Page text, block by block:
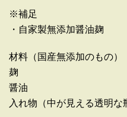
※補足
・自家製無添加醤油麹
材料（国産無添加のもの）
麹
醤油
入れ物（中が見える透明な